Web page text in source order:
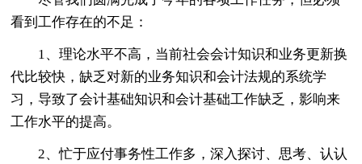
看到工作存在的不足：
1、理论水平不高，当前社会会计知识和业务更新换
代比较快，缺乏对新的业务知识和会计法规的系统学
习，导致了会计基础知识和会计基础工作缺乏，影响来
工作水平的提高。
2、忙于应付事务性工作多，深入探讨、思考、认认